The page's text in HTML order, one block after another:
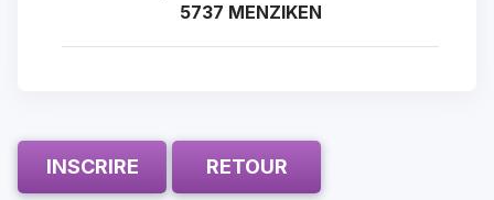
5737 MENZIKEN
INSCRIRE RETOUR